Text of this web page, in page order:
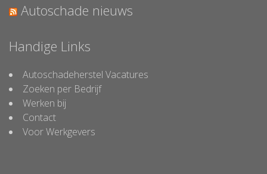
Autoschade nieuws
Handige Links
Autoschadeherstel Vacatures
Zoeken per Bedrijf
Werken bij
Contact
Voor Werkgevers